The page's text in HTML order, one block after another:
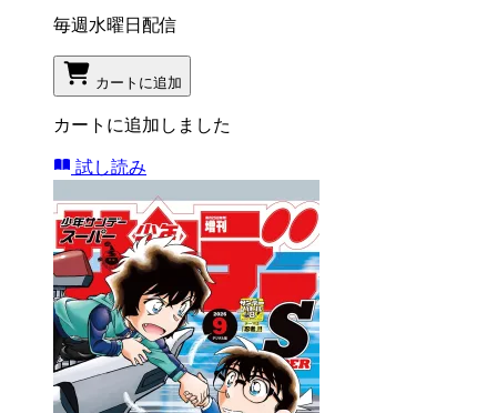
毎週水曜日配信
カートに追加
カートに追加しました
試し読み